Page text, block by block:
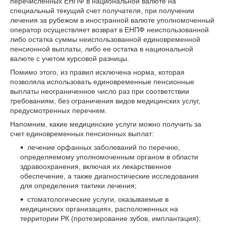
специальный текущий счет получателя, при получении
лечения за рубежом в иностранной валюте уполномоченный
оператор осуществляет возврат в ЕНПФ неиспользованной
либо остатка суммы неиспользованной единовременной
пенсионной выплаты, либо ее остатка в национальной
валюте с учетом курсовой разницы.
Помимо этого, из правил исключена норма, которая
позволяла использовать единовременные пенсионные
выплаты неограниченное число раз при соответствии
требованиям, без ограничения видов медицинских услуг,
предусмотренных перечнем.
Напомним, какие медицинские услуги можно получить за
счет единовременных пенсионных выплат:
лечение орфанных заболеваний по перечню,
определяемому уполномоченным органом в области
здравоохранения, включая их лекарственное
обеспечение, а также диагностические исследования
для определения тактики лечения;
стоматологические услуги, оказываемые в
медицинских организациях, расположенных на
территории РК (протезирование зубов, имплантация);